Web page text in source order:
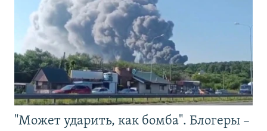
"Может ударить, как бомба". Блогеры –